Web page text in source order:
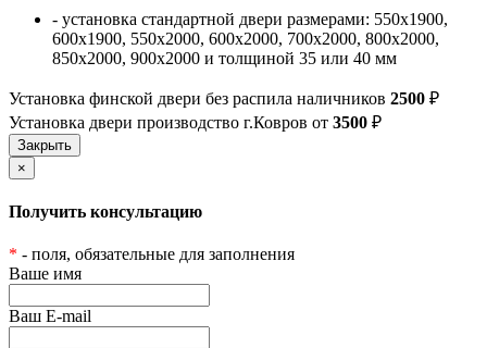
- установка стандартной двери размерами: 550х1900,
600х1900, 550х2000, 600х2000, 700х2000, 800х2000,
850х2000, 900х2000 и толщиной 35 или 40 мм
Установка финской двери без распила наличников 2500 ₽
Установка двери производство г.Ковров от 3500 ₽
×
Получить консультацию
* - поля, обязательные для заполнения
Ваше имя
Ваш E-mail